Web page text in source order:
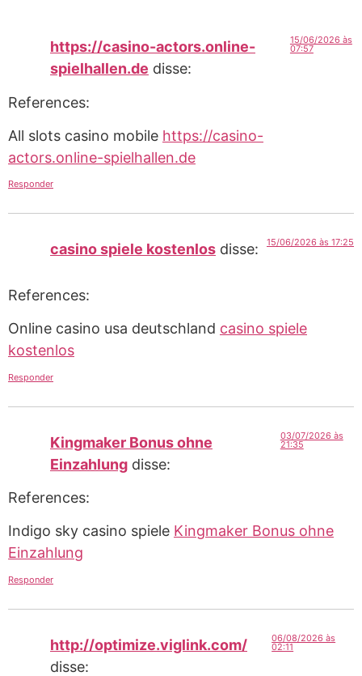
https://casino-actors.online-
spielhallen.de disse:
15/06/2026 às
07:57
References:
All slots casino mobile https://casino-
actors.online-spielhallen.de
Responder
casino spiele kostenlos disse: 15/06/2026 às 17:25
References:
Online casino usa deutschland casino spiele
kostenlos
Responder
Kingmaker Bonus ohne
Einzahlung disse:
03/07/2026 às
21:35
References:
Indigo sky casino spiele Kingmaker Bonus ohne
Einzahlung
Responder
http://optimize.viglink.com/
disse:
06/08/2026 às
02:11